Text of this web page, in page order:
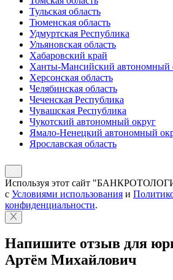
Тульская область
Тюменская область
Удмуртская Республика
Ульяновская область
Хабаровский край
Ханты-Мансийский автономный
Херсонская область
Челябинская область
Чеченская Республика
Чувашская Республика
Чукотский автономный округ
Ямало-Ненецкий автономный
Ярославская область
Используя этот сайт
с Условиями использования и
конфиденциальности.
Напишите отзыв для
Артём Михайлович